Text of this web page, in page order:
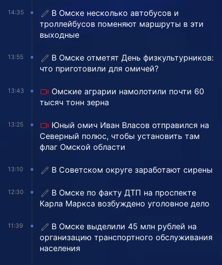
14:35
В Омске несколько автобусов и
троллейбусов поменяют маршруты в эти
выходные
13:55
В Омске отметят День физкультурников:
что приготовили для омичей?
13:43
Омские аграрии намолотили почти 60
тысяч тонн зерна
13:25
Юный омич Иван Власов отправился на
Северный полюс, чтобы установить там
флаг Омской области
13:10 В Советском округе заработают сирены
12:30
В Омске по факту ДТП на проспекте
Карла Маркса возбуждено уголовное дело
11:39
В Омске выделили 45 млн рублей на
организацию транспортного обслуживания
населения